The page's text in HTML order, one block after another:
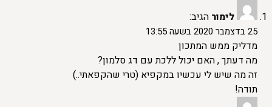
לימור הגיב:
25 בדצמבר 2020 בשעה 13:55
מדליק ממש המתכון
מה דעתך , האם יכול ללכת עם דג סלמון?
זה מה שיש לי עכשיו במקפיא (טרי שהקפאתי..)
תודה!